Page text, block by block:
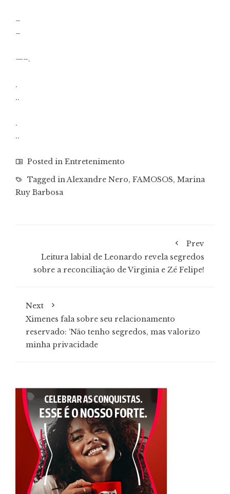
–
–
—–.
.
..
.
..
Posted in Entretenimento
Tagged in Alexandre Nero, FAMOSOS, Marina
Ruy Barbosa
Prev
Leitura labial de Leonardo revela segredos
sobre a reconciliação de Virginia e Zé Felipe!
Next
Ximenes fala sobre seu relacionamento
reservado: ‘Não tenho segredos, mas valorizo
minha privacidade